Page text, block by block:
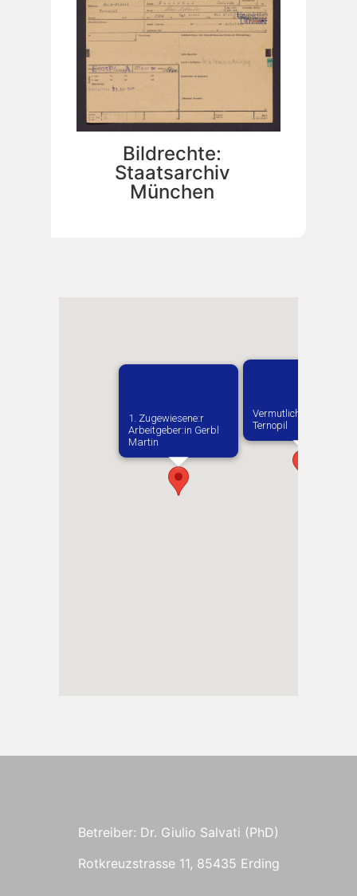
Bildrechte:
Staatsarchiv
München
Vermutlich geboren in
Ternopil
1. Zugewiesene:r
Arbeitgeber:in​ Gerbl
Martin
Betreiber: Dr. Giulio Salvati (PhD)
Rotkreuzstrasse 11, 85435 Erding